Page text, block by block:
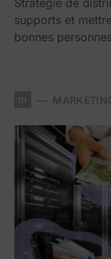
Stratégie de
supports et
bonnes